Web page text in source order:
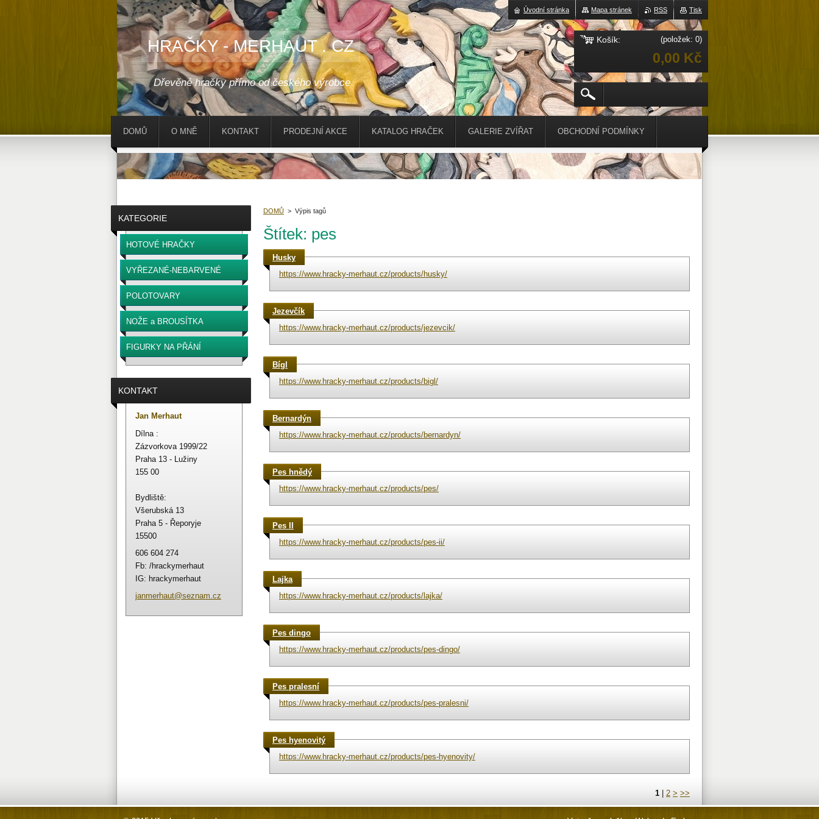
HRAČKY - MERHAUT . CZ
Dřevěné hračky přímo od českého výrobce
DOMŮ > Výpis tagů
Štítek: pes
Husky
https://www.hracky-merhaut.cz/products/husky/
Jezevčík
https://www.hracky-merhaut.cz/products/jezevcik/
Bígl
https://www.hracky-merhaut.cz/products/bigl/
Bernardýn
https://www.hracky-merhaut.cz/products/bernardyn/
Pes hnědý
https://www.hracky-merhaut.cz/products/pes/
Pes II
https://www.hracky-merhaut.cz/products/pes-ii/
Lajka
https://www.hracky-merhaut.cz/products/lajka/
Pes dingo
https://www.hracky-merhaut.cz/products/pes-dingo/
Pes pralesní
https://www.hracky-merhaut.cz/products/pes-pralesni/
Pes hyenovitý
https://www.hracky-merhaut.cz/products/pes-hyenovity/
1 2 > >>
KATEGORIE
HOTOVÉ HRAČKY
VYŘEZANÉ-NEBARVENÉ
POLOTOVARY
NOŽE a BROUSÍTKA
FIGURKY NA PŘÁNÍ
KONTAKT
Jan Merhaut
Dílna :
Zázvorkova 1999/22
Praha 13 - Lužiny
155 00
Bydliště:
Všerubská 13
Praha 5 - Řeporyje
15500
606 604 274
Fb: /hrackymerhaut
IG: hrackymerhaut
janmerhaut@seznam.cz
DOMŮ O MNĚ KONTAKT PRODEJNÍ AKCE KATALOG HRAČEK GALERIE ZVÍŘAT OBCHODNÍ PODMÍNKY
Tisk
RSS
Mapa stránek
Úvodní stránka
Košík: (položek: 0)
0,00 Kč